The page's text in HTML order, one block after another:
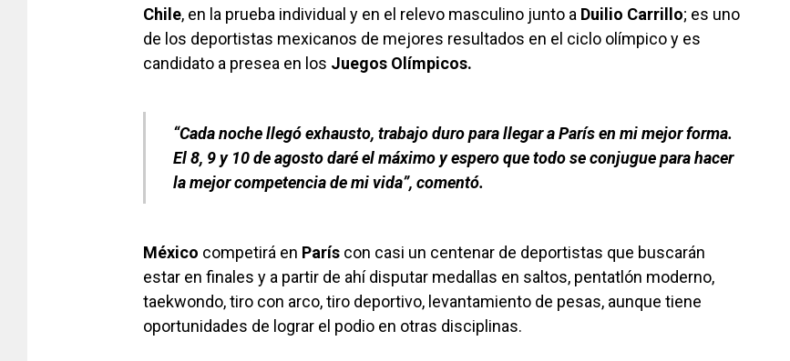
Chile, en la prueba individual y en el relevo masculino junto a Duilio Carrillo; es uno
de los deportistas mexicanos de mejores resultados en el ciclo olímpico y es
candidato a presea en los Juegos Olímpicos.
“Cada noche llegó exhausto, trabajo duro para llegar a París en mi mejor forma.
El 8, 9 y 10 de agosto daré el máximo y espero que todo se conjugue para hacer
la mejor competencia de mi vida”, comentó.
México competirá en París con casi un centenar de deportistas que buscarán
estar en finales y a partir de ahí disputar medallas en saltos, pentatlón moderno,
taekwondo, tiro con arco, tiro deportivo, levantamiento de pesas, aunque tiene
oportunidades de lograr el podio en otras disciplinas.